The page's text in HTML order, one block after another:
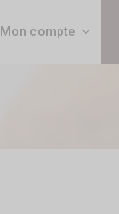
Mon compte